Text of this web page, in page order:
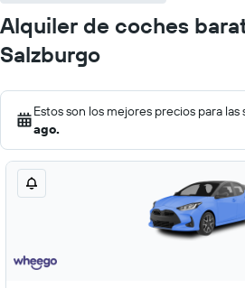
Alquiler de coches
Salzburgo
Estos son los mejores precios para
ago.